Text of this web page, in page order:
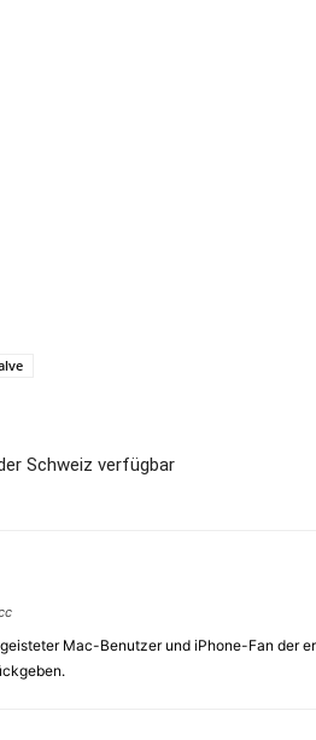
Schweiz verfügbar
Mac-Benutzer und iPhone-Fan der